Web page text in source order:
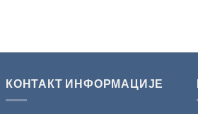
КОНТАКТ ИНФОРМАЦИЈЕ